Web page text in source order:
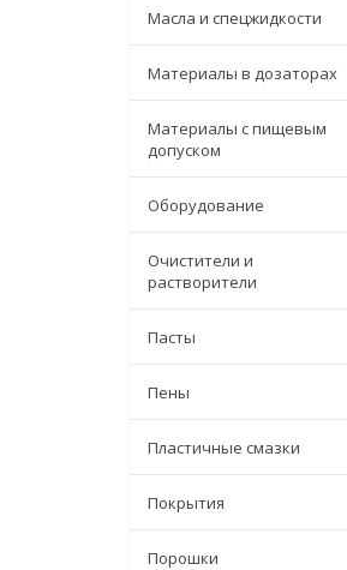
Масла и спецжидкости
Материалы в дозаторах
Материалы с пищевым
допуском
Оборудование
Очистители и
растворители
Пасты
Пены
Пластичные смазки
Покрытия
Порошки